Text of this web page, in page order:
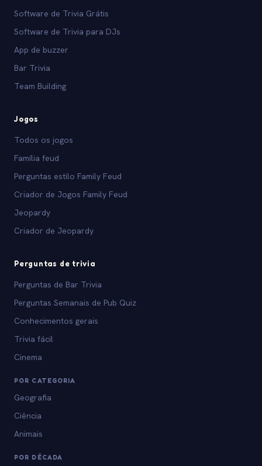
Software de Trivia Grátis
Software de Trivia para DJs
App de buzzer
Bar Trivia
Team Building
Jogos
Todos os jogos
Família feud
Perguntas estilo Family Feud
Criador de Jogos Family Feud
Jeopardy
Criador de Jeopardy
Perguntas de trivia
Perguntas de Bar Trivia
Perguntas Semanais de Pub Quiz
Conhecimentos gerais
Trivia fácil
Cinema
POR CATEGORIA
Geografia
Ciência
Animais
POR DÉCADA